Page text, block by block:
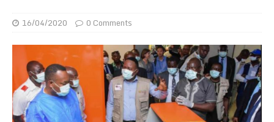
16/04/2020 0 Comments